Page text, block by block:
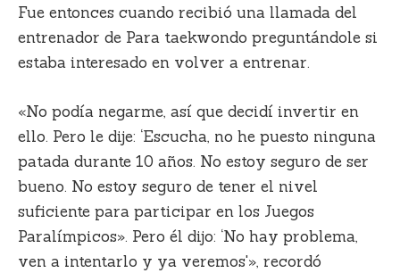
Fue entonces cuando recibió una llamada del
entrenador de Para taekwondo preguntándole si
estaba interesado en volver a entrenar.
«No podía negarme, así que decidí invertir en
ello. Pero le dije: ‘Escucha, no he puesto ninguna
patada durante 10 años. No estoy seguro de ser
bueno. No estoy seguro de tener el nivel
suficiente para participar en los Juegos
Paralímpicos». Pero él dijo: ‘No hay problema,
ven a intentarlo y ya veremos'», recordó